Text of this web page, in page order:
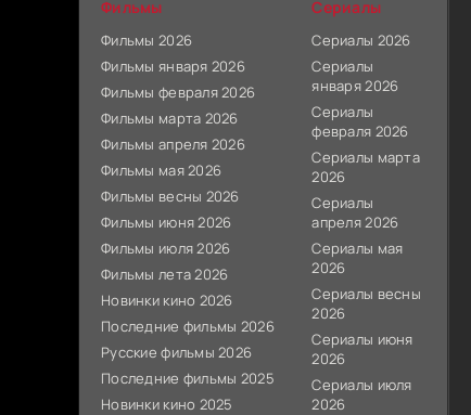
Фильмы
Фильмы 2026
Фильмы января 2026
Фильмы февраля 2026
Фильмы марта 2026
Фильмы апреля 2026
Фильмы мая 2026
Фильмы весны 2026
Фильмы июня 2026
Фильмы июля 2026
Фильмы лета 2026
Новинки кино 2026
Последние фильмы 2026
Русские фильмы 2026
Последние фильмы 2025
Новинки кино 2025
Сериалы
Сериалы 2026
Сериалы
января 2026
Сериалы
февраля 2026
Сериалы марта
2026
Сериалы
апреля 2026
Сериалы мая
2026
Сериалы весны
2026
Сериалы июня
2026
Сериалы июля
2026